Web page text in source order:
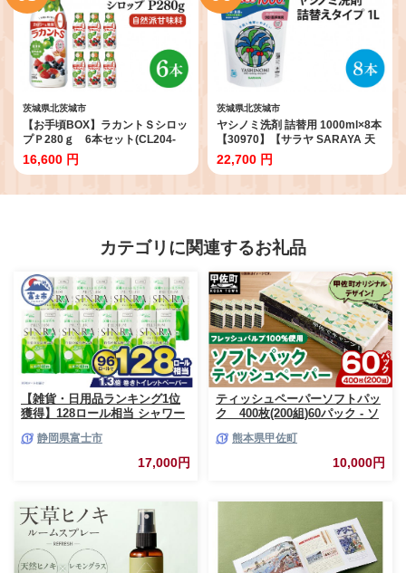
城市】(AP204)
茨城県北茨城市
【お手頃BOX】ラカントＳシロッ
プＰ280ｇ 6本セット(CL204-
LS6)
16,600 円
茨城県北茨城市
ヤシノミ洗剤 詰替用 1000ml×8本
【30970】【サラヤ SARAYA 天
然素材 食器 野菜 洗剤 食器用洗剤
ヤシノミ洗剤 食器用 中性洗剤 キ
料 saraya 茨城県 北茨城市】
22,700 円
カテゴリに関連するお礼品
【雑貨・日用品ランキング1位
獲得】128ロール相当 シャワー
ー ダブル プレミアムシンラ 96
ロール (12R×8パック) 配達時間
指定可能 1.3倍巻き トイレット
ーパー 人気 おすすめ [sf001-
012]
静岡県富士市
17,000円
ティッシュペーパーソフトパッ
ク 400枚(200組)60パック - ソ
ー 生活用品 雑貨 日用品 必需品
紙 常備品 まとめ買い 備蓄 防災
ストック 熊本県 甲佐町【ZC】
熊本県甲佐町
10,000円